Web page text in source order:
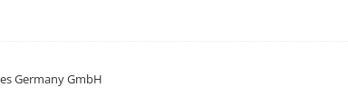
Germany GmbH